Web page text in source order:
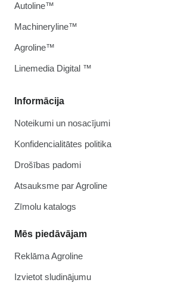
Informācija
Noteikumi un nosacījumi
Konfidencialitātes politika
Drošības padomi
Atsauksme par Agroline
Zīmolu katalogs
Mēs piedāvājam
Reklāma Agroline
Izvietot sludinājumu
Autoline™
Machineryline™
Agroline™
Linemedia Digital ™